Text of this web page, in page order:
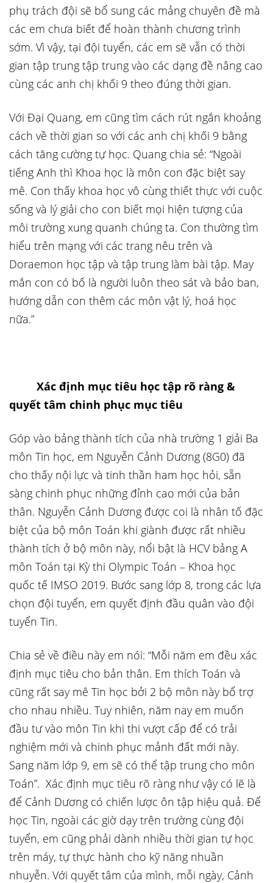
phụ trách đội sẽ bổ sung các mảng chuyên đề mà
các em chưa biết để hoàn thành chương trình
sớm. Vì vậy, tại đội tuyển, các em sẽ vẫn có thời
gian tập trung tập trung vào các dạng đề nâng cao
cùng các anh chị khối 9 theo đúng thời gian.
Với Đại Quang, em cũng tìm cách rút ngắn khoảng
cách về thời gian so với các anh chị khối 9 bằng
cách tăng cường tự học. Quang chia sẻ: “Ngoài
tiếng Anh thì Khoa học là môn con đặc biệt say
mê. Con thấy khoa học vô cùng thiết thực với cuộc
sống và lý giải cho con biết mọi hiện tượng của
môi trường xung quanh chúng ta. Con thường tìm
hiểu trên mạng với các trang nêu trên và
Doraemon học tập và tập trung làm bài tập. May
mắn con có bố là người luôn theo sát và bảo ban,
hướng dẫn con thêm các môn vật lý, hoá học
nữa.”
Xác định mục tiêu học tập rõ ràng &
quyết tâm chinh phục mục tiêu
Góp vào bảng thành tích của nhà trường 1 giải Ba
môn Tin học, em Nguyễn Cảnh Dương (8G0) đã
cho thấy nội lực và tinh thần ham học hỏi, sẵn
sàng chinh phục những đỉnh cao mới của bản
thân. Nguyễn Cảnh Dương được coi là nhân tố đặc
biệt của bộ môn Toán khi giành được rất nhiều
thành tích ở bộ môn này, nổi bật là HCV bảng A
môn Toán tại Kỳ thi Olympic Toán – Khoa học
quốc tế IMSO 2019. Bước sang lớp 8, trong các lựa
chọn đội tuyển, em quyết định đầu quân vào đội
tuyển Tin.
Chia sẻ về điều này em nói: “Mỗi năm em đều xác
định mục tiêu cho bản thân. Em thích Toán và
cũng rất say mê Tin học bởi 2 bộ môn này bổ trợ
cho nhau nhiều. Tuy nhiên, năm nay em muốn
đầu tư vào môn Tin khi thi vượt cấp để có trải
nghiệm mới và chinh phục mảnh đất mới này.
Sang năm lớp 9, em sẽ có thể tập trung cho môn
Toán”. Xác định mục tiêu rõ ràng như vậy có lẽ là
để Cảnh Dương có chiến lược ôn tập hiệu quả. Để
học Tin, ngoài các giờ dạy trên trường cùng đội
tuyển, em cũng phải dành nhiều thời gian tự học
trên máy, tự thực hành cho kỹ năng nhuần
nhuyễn. Với quyết tâm của mình, mỗi ngày, Cảnh